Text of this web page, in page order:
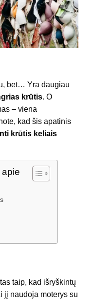
bet… Yra daugiau
krūtis. O
– viena
kad šis apatinis
krūtis keliais
taip, kad išryškintų
jį naudoja moterys su